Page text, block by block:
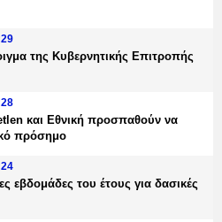
της Κυβερνητικής Επιτροπής
και Εθνική προσπαθούν να
πρόσημο
εβδομάδες του έτους για δασικές